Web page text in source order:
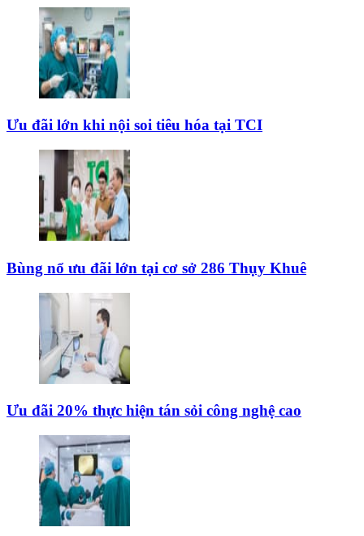
Ưu đãi lớn khi nội soi tiêu hóa tại TCI
Bùng nổ ưu đãi lớn tại cơ sở 286 Thụy Khuê
Ưu đãi 20% thực hiện tán sỏi công nghệ cao